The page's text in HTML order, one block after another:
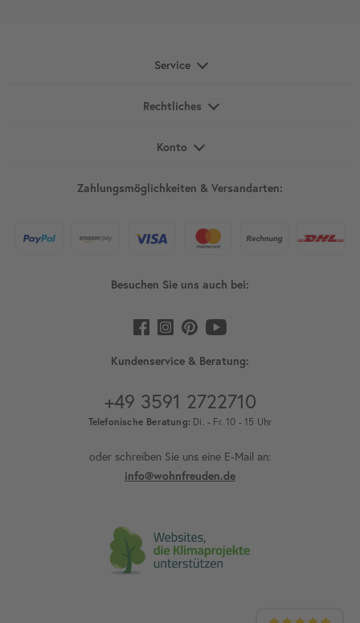
Service
Rechtliches
Konto
Zahlungsmöglichkeiten & Versandarten:
Besuchen Sie uns auch bei:
Kundenservice & Beratung:
+49 3591 2722710
Telefonische Beratung: Di. - Fr. 10 - 15 Uhr
oder schreiben Sie uns eine E-Mail an:
info@wohnfreuden.de